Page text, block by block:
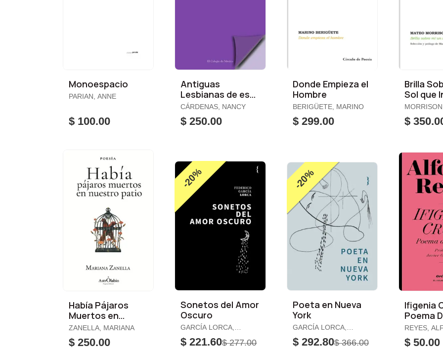
Monoespacio
PARIAN, ANNE
$ 100.00
Antiguas
Lesbianas de este
Valle
CÁRDENAS, NANCY
$ 250.00
Donde Empieza el
Hombre
BERIGÜETE, MARINO
$ 299.00
Brilla
Sol que
$
Había Pájaros
Muertos en
nuestro Patio
ZANELLA, MARIANA
$ 250.00
-20%
Sonetos del Amor
Oscuro
GARCÍA LORCA,
FEDERICO
$ 277.00
$ 221.60
-20%
Poeta en Nueva
York
GARCÍA LORCA,
FEDERICO
$ 366.00
$ 292.80
Ifigenia
Poema
REYES,
$ 50.00